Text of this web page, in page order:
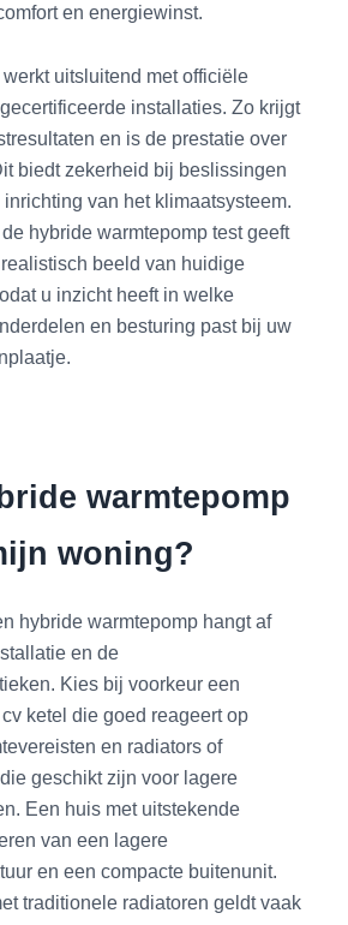
en energiewinst.
uitsluitend met officiële
installaties. Zo krijgt
en is de prestatie over
biedt zekerheid bij beslissingen
van het klimaatsysteem.
hybride warmtepomp test geeft
beeld van huidige
u inzicht heeft in welke
en besturing past bij uw
warmtepomp
woning?
hybride warmtepomp hangt af
en de
Kies bij voorkeur een
ketel die goed reageert op
en radiators of
geschikt zijn voor lagere
Een huis met uitstekende
van een lagere
en een compacte buitenunit.
traditionele radiatoren geldt vaak